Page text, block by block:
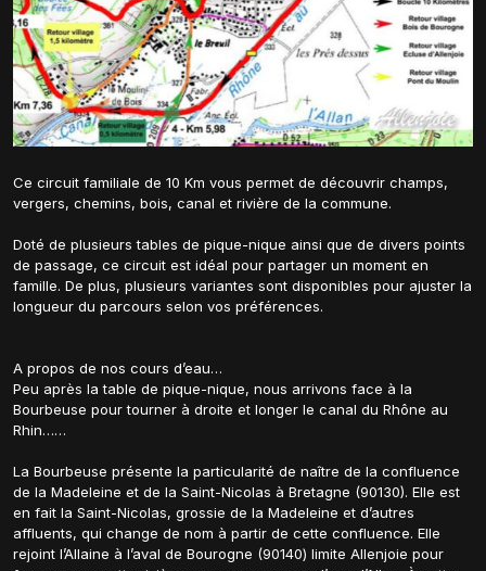
Ce circuit familiale de 10 Km vous permet de découvrir champs,
vergers, chemins, bois, canal et rivière de la commune.
Doté de plusieurs tables de pique-nique ainsi que de divers points
de passage, ce circuit est idéal pour partager un moment en
famille. De plus, plusieurs variantes sont disponibles pour ajuster la
longueur du parcours selon vos préférences.
A propos de nos cours d’eau…
Peu après la table de pique-nique, nous arrivons face à la
Bourbeuse pour tourner à droite et longer le canal du Rhône au
Rhin……
La Bourbeuse présente la particularité de naître de la confluence
de la Madeleine et de la Saint-Nicolas à Bretagne (90130). Elle est
en fait la Saint-Nicolas, grossie de la Madeleine et d’autres
affluents, qui change de nom à partir de cette confluence. Elle
rejoint l’Allaine à l’aval de Bourogne (90140) limite Allenjoie pour